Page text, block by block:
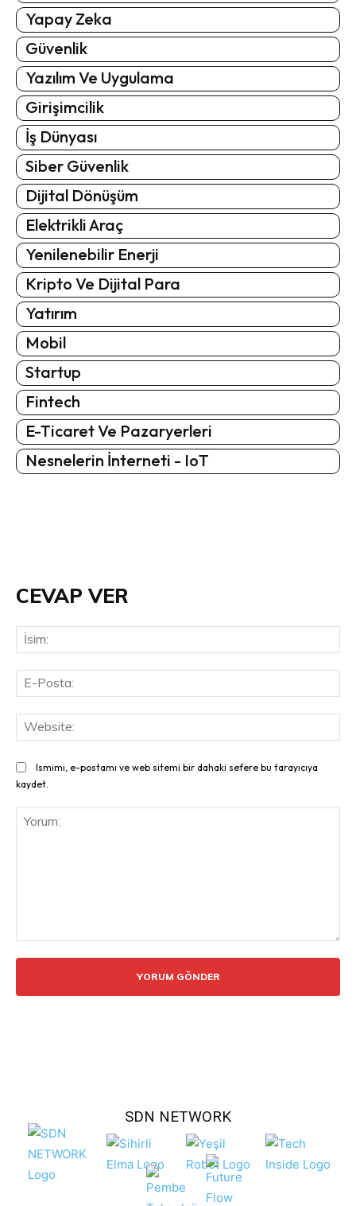
Yapay Zeka
Güvenlik
Yazılım Ve Uygulama
Girişimcilik
İş Dünyası
Siber Güvenlik
Dijital Dönüşüm
Elektrikli Araç
Yenilenebilir Enerji
Kripto Ve Dijital Para
Yatırım
Mobil
Startup
Fintech
E-Ticaret Ve Pazaryerleri
Nesnelerin İnterneti - IoT
CEVAP VER
Ismimi, e-postamı ve web sitemi bir dahaki sefere bu tarayıcıya
kaydet.
SDN NETWORK